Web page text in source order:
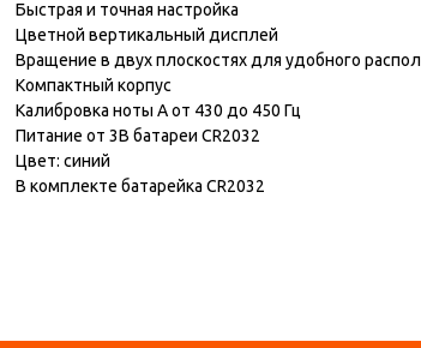
Быстрая и точная настройка
Цветной вертикальный дисплей
Вращение в двух плоскостях для удобного
Компактный корпус
Калибровка ноты A от 430 до 450 Гц
Питание от 3В батареи CR2032
Цвет: синий
В комплекте батарейка CR2032